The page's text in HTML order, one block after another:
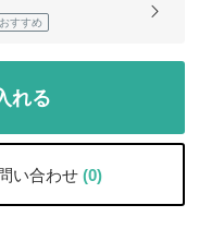
すすめ
れる
い合わせ (0)